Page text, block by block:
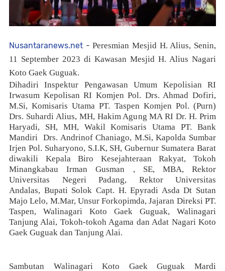
Nusantaranews.net -Peresmian Mesjid H. Alius, Senin,
11 September 2023 di Kawasan Mesjid H. Alius Nagari
Koto Gaek Guguak.
Dihadiri Inspektur Pengawasan Umum Kepolisian RI
Irwasum Kepolisan RI Komjen Pol. Drs. Ahmad Dofiri,
M.Si, Komisaris Utama PT. Taspen Komjen Pol. (Purn)
Drs. Suhardi Alius, MH, Hakim Agung MA RI Dr. H. Prim
Haryadi, SH, MH, Wakil Komisaris Utama PT. Bank
Mandiri Drs. Andrinof Chaniago, M.Si, Kapolda Sumbar
Irjen Pol. Suharyono, S.I.K, SH, Gubernur Sumatera Barat
diwakili Kepala Biro Kesejahteraan Rakyat, Tokoh
Minangkabau Irman Gusman , SE, MBA, Rektor
Universitas Negeri Padang, Rektor Universitas
Andalas, Bupati Solok Capt. H. Epyradi Asda Dt Sutan
Majo Lelo, M.Mar, Unsur Forkopimda, Jajaran Direksi PT.
Taspen, Walinagari Koto Gaek Guguak, Walinagari
Tanjung Alai, Tokoh-tokoh Agama dan Adat Nagari Koto
Gaek Guguak dan Tanjung Alai.
Sambutan Walinagari Koto Gaek Guguak Mardi